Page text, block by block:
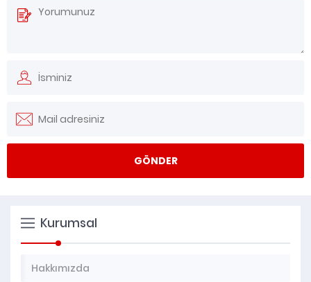
Kurumsal
Hakkımızda